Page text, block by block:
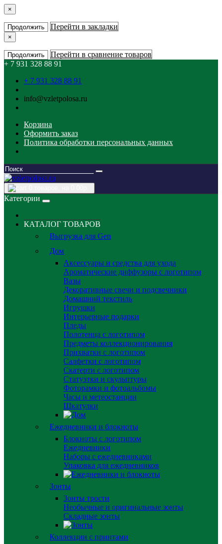
×
Продолжить Перейти в закладки
×
Продолжить
Перейти в сравнение товаров
+ 7 931 328 88 91
+ 7 931 328 88 91
info@vzletpolosa.ru
Корзина
Оформить заказ
Политика обработки персональных данных
Категории
КАТАЛОГ ТОВАРОВ
Выгрузка для Gen
Дом
Аксессуары и средства для ухода
Ароматические диффузоры с логотипом
Вазы
Декоративные свечи и подсвечники
Домашний текстиль
Игрушки
Интерьерные подарки
Пледы
Полотенца с логотипом
Предметы коллекционирования
Прихватки с логотипом
Салфетки с логотипом
Скатерти с логотипом
Статуэтки и скульптуры
Фоторамки и фотоальбомы
Часы и метеостанции
Шкатулки
Ежедневники и блокноты
Блокноты с логотипом
Ежедневники
Наборы с ежедневниками
Упаковка для ежедневников
Зонты
Зонты трости
Необычные и оригинальные зонты
Складные зонты
Коллекции с принтами